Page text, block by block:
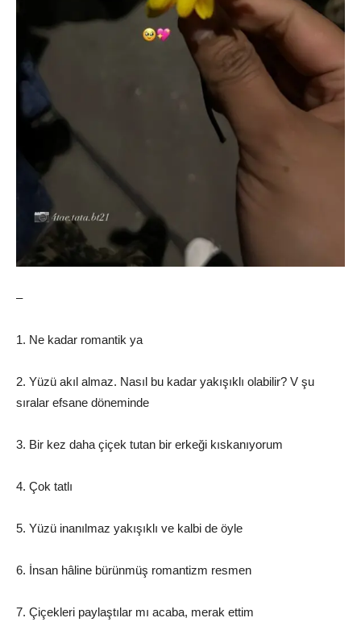
–
1. Ne kadar romantik ya
2. Yüzü akıl almaz. Nasıl bu kadar yakışıklı olabilir? V şu
sıralar efsane döneminde
3. Bir kez daha çiçek tutan bir erkeği kıskanıyorum
4. Çok tatlı
5. Yüzü inanılmaz yakışıklı ve kalbi de öyle
6. İnsan hâline bürünmüş romantizm resmen
7. Çiçekleri paylaştılar mı acaba, merak ettim